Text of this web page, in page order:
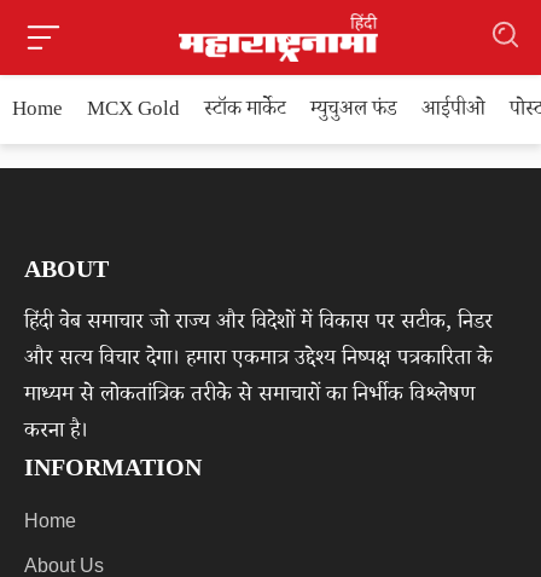
Home MCX Gold स्टॉक मार्केट म्युचुअल फंड आईपीओ
ABOUT
हिंदी वेब समाचार जो राज्य और विदेशों में विकास पर सटीक, निडर
और सत्य विचार देगा। हमारा एकमात्र उद्देश्य निष्पक्ष पत्रकारिता के
माध्यम से लोकतांत्रिक तरीके से समाचारों का निर्भीक विश्लेषण
करना है।
INFORMATION
Home
About Us